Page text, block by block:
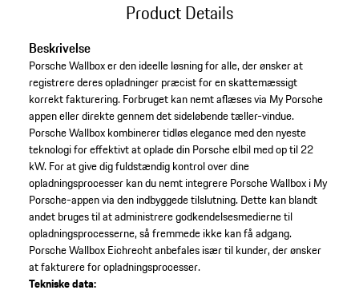
Product Details
Beskrivelse
Porsche Wallbox er den ideelle løsning for alle, der ønsker at
registrere deres opladninger præcist for en skattemæssigt
korrekt fakturering. Forbruget kan nemt aflæses via My Porsche
appen eller direkte gennem det sideløbende tæller-vindue.
Porsche Wallbox kombinerer tidløs elegance med den nyeste
teknologi for effektivt at oplade din Porsche elbil med op til 22
kW. For at give dig fuldstændig kontrol over dine
opladningsprocesser kan du nemt integrere Porsche Wallbox i My
Porsche-appen via den indbyggede tilslutning. Dette kan blandt
andet bruges til at administrere godkendelsesmedierne til
opladningsprocesserne, så fremmede ikke kan få adgang.
Porsche Wallbox Eichrecht anbefales især til kunder, der ønsker
at fakturere for opladningsprocesser.
Tekniske data: